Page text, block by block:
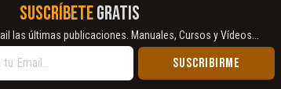
SUSCRÍBETEGRATIS
las últimas publicaciones. Manuales, Cursos y Vídeos...